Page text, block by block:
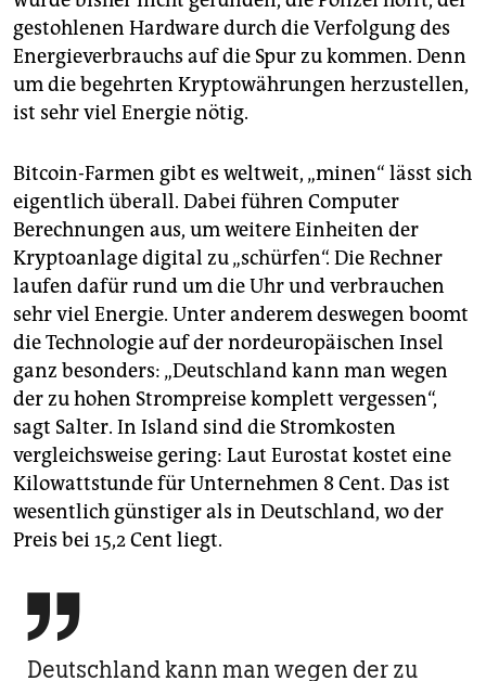
gestohlenen Hardware durch die Verfolgung des
Energieverbrauchs auf die Spur zu kommen. Denn
um die begehrten Kryptowährungen herzustellen,
ist sehr viel Energie nötig.
Bitcoin-Farmen gibt es weltweit, „minen“ lässt sich
eigentlich überall. Dabei führen Computer
Berechnungen aus, um weitere Einheiten der
Kryptoanlage digital zu „schürfen“. Die Rechner
laufen dafür rund um die Uhr und verbrauchen
sehr viel Energie. Unter anderem deswegen boomt
die Technologie auf der nordeuropäischen Insel
ganz besonders: „Deutschland kann man wegen
der zu hohen Strompreise komplett vergessen“,
sagt Salter. In Island sind die Stromkosten
vergleichsweise gering: Laut Eurostat kostet eine
Kilowattstunde für Unternehmen 8 Cent. Das ist
wesentlich günstiger als in Deutschland, wo der
Preis bei 15,2 Cent liegt.

Deutschland kann man wegen der zu